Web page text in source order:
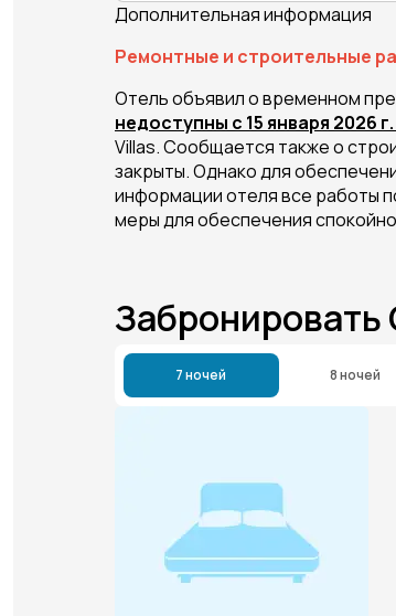
Дополнительная информация
Ремонтные и строительные
Отель объявил о временном
недоступны с 15 января 2026
Villas. Сообщается также о
закрыты. Однако для
информации отеля все работы
меры для обеспечения
Забронировать
7 ночей 8 ночей